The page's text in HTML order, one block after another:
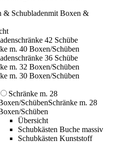
& Schubladenmit Boxen &
42 Schübe
m. 40 Boxen/Schüben
36 Schübe
m. 32 Boxen/Schüben
m. 30 Boxen/Schüben
Schränke m. 28
SchübenSchränke m. 28
Schüben
Übersicht
Schubkästen Buche massiv
Schubkästen Kunststoff